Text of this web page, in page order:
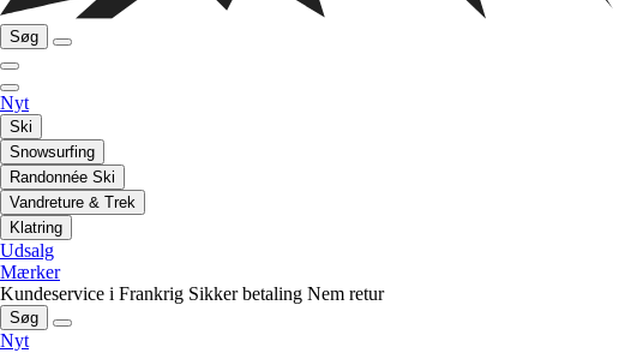
Søg
Nyt
Ski
Snowsurfing
Randonnée Ski
Vandreture & Trek
Klatring
Udsalg
Mærker
Kundeservice i Frankrig Sikker betaling Nem retur
Søg
Nyt